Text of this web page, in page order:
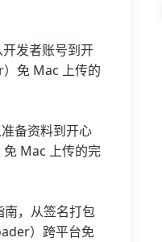
发者账号到开
免 Mac 上传的
备资料到开心
Mac 上传的完
南，从签名打包
）跨平台免